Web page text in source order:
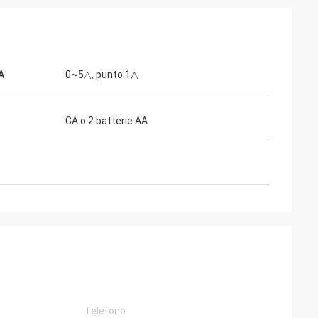
0~5△, punto 1△
CA o 2 batterie AA